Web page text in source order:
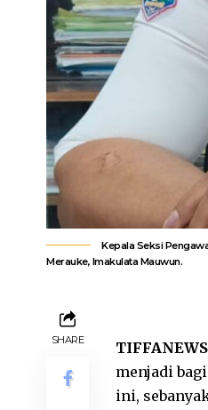
Kepala Seksi
Merauke, Imakulata Mauwun.
SHARE
menjadi
ini,